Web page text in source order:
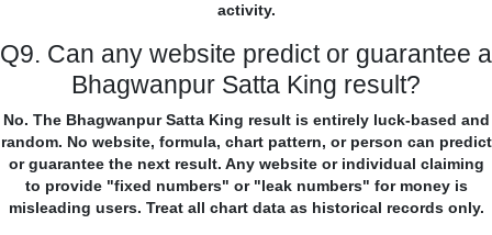
activity.
Q9. Can any website predict or guarantee a
Bhagwanpur Satta King result?
No. The Bhagwanpur Satta King result is entirely luck-based and
random. No website, formula, chart pattern, or person can predict
or guarantee the next result. Any website or individual claiming
to provide "fixed numbers" or "leak numbers" for money is
misleading users. Treat all chart data as historical records only.